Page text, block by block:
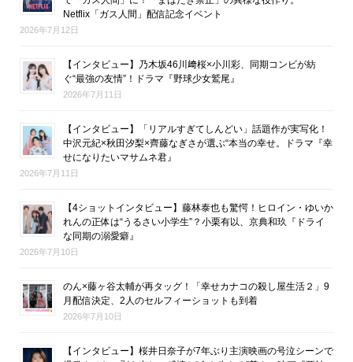
Netflix「ガス人間」配信記念イベント
2026年7月12日
【インタビュー】乃木坂46川﨑桜×小川彩、同期コンビが紡
ぐ“最強の友情”！ドラマ『野球少女鷲尾』
2026年7月11日
【インタビュー】「リアルすぎてしんどい」話題作が実写化！
中沢元紀×秋田汐梨×齊藤なぎさが選ぶ“本当の幸せ。ドラマ『幸
せになりたいマサムネ君』
2026年7月11日
【4ショットインタビュー】藤林泰也も驚愕！ヒロイン・ゆいか
れんの正体は“うるさい小学生”？小栗有以、京典和玖『ドライ
な同期の溺愛癖』
2026年7月10日
のん×藤ヶ谷太輔が再タッグ！「幸せカナコの殺し屋生活２」9
月配信決定、2人のセルフィーショットも到着
2026年7月10日
【インタビュー】桜井日奈子が7年ぶり主演映画の号泣シーンで